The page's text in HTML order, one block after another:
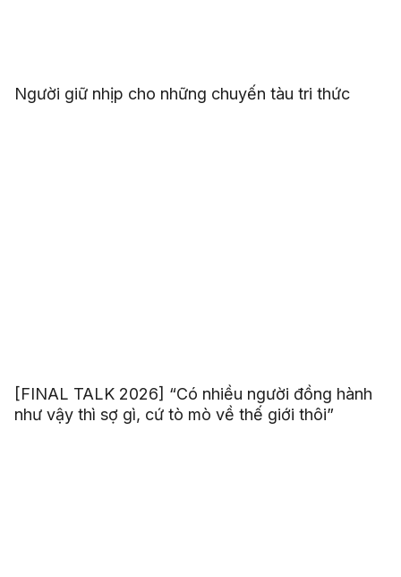
Người giữ nhịp cho những chuyến tàu tri thức
[FINAL TALK 2026] “Có nhiều người đồng hành
như vậy thì sợ gì, cứ tò mò về thế giới thôi”